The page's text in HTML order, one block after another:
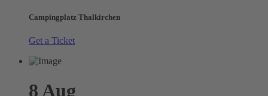
Campingplatz Thalkirchen
Get a Ticket
8 Aug